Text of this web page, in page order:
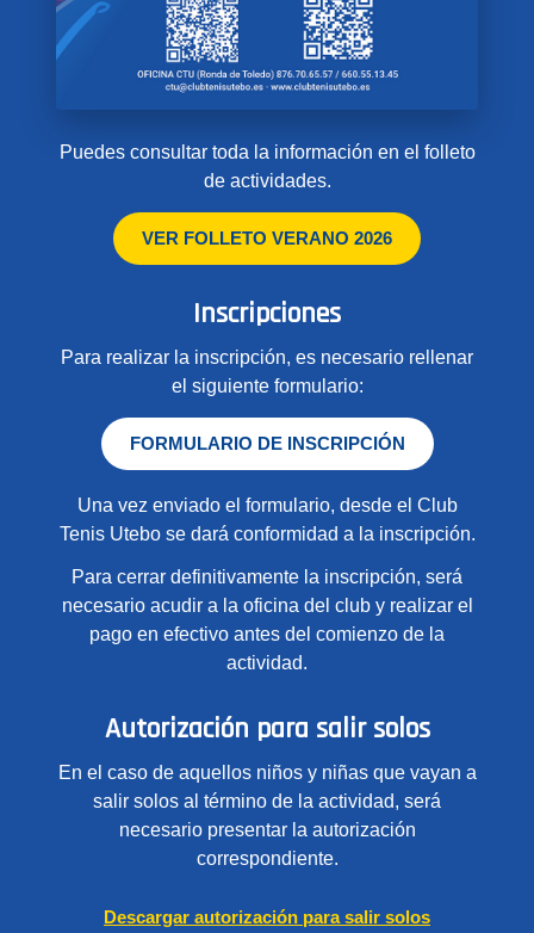
Puedes consultar toda la información en el folleto
de actividades.
VER FOLLETO VERANO 2026
Inscripciones
Para realizar la inscripción, es necesario rellenar
el siguiente formulario:
FORMULARIO DE INSCRIPCIÓN
Una vez enviado el formulario, desde el Club
Tenis Utebo se dará conformidad a la inscripción.
Para cerrar definitivamente la inscripción, será
necesario acudir a la oficina del club y realizar el
pago en efectivo antes del comienzo de la
actividad.
Autorización para salir solos
En el caso de aquellos niños y niñas que vayan a
salir solos al término de la actividad, será
necesario presentar la autorización
correspondiente.
Descargar autorización para salir solos